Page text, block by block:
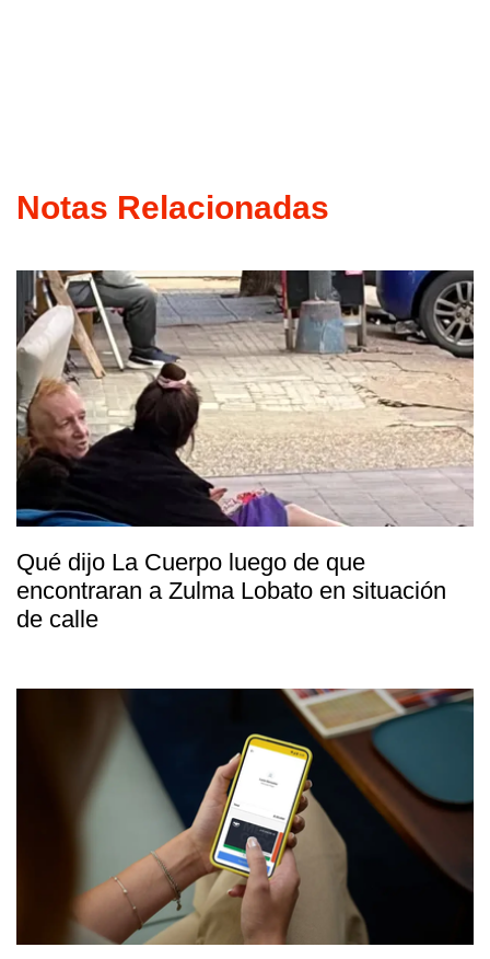
Notas Relacionadas
Qué dijo La Cuerpo luego de que
encontraran a Zulma Lobato en situación
de calle